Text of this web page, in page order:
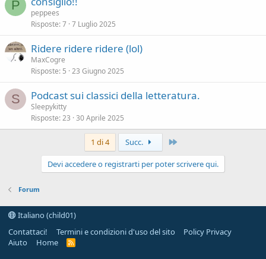
P
peppees
Risposte 7 7 Luglio 2025
Ridere ridere ridere (lol)
MaxCogre
Risposte 5 23 Giugno 2025
S Podcast sui classici della letteratura.
Sleepykitty
Risposte 23 30 Aprile 2025
1 di 4 Succ.
Devi accedere o registrarti per poter scrivere qui.
Forum
Italiano (child01)
Contattaci!
Termini e condizioni d'uso del sito
Policy Privacy
Aiuto
Home
R